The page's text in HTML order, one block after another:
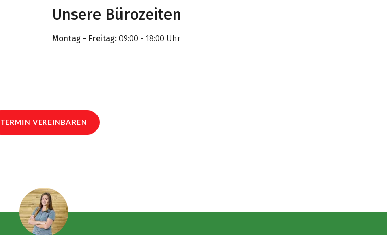
Unsere Bürozeiten
Montag - Freitag: 09:00 - 18:00 Uhr
TERMIN VEREINBAREN